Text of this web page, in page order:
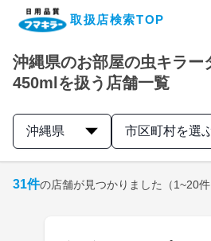
取扱店検索TOP
企業・IR情報サイト
製品情報サイト
沖縄県のお部屋の虫キラー
450mlを扱う店舗一覧
沖縄県 市区町村を選
31件の店舗が見つかりました （1~20件